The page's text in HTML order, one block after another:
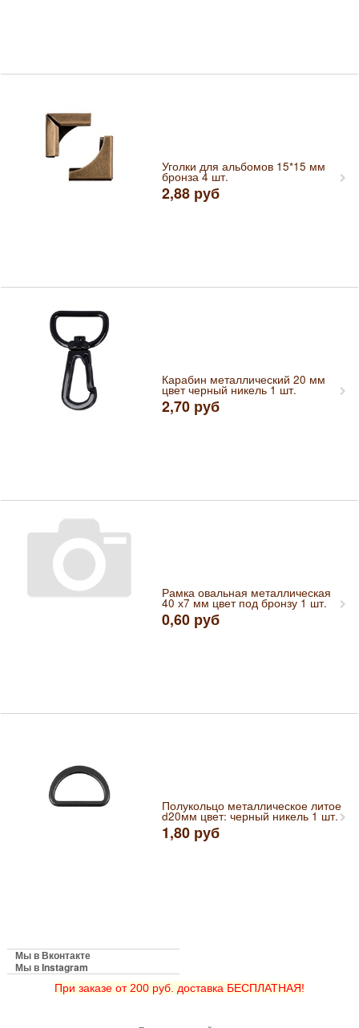
Уголки для альбомов 15*15 мм
бронза 4 шт.
2,88 руб
Карабин металлический 20 мм
цвет черный никель 1 шт.
2,70 руб
Рамка овальная металлическая
40 х7 мм цвет под бронзу 1 шт.
0,60 руб
Полукольцо металлическое литое
d20мм цвет: черный никель 1 шт.
1,80 руб
Мы в Вконтакте
Мы в Instagram
При заказе от 200 руб. доставка БЕСПЛАТНАЯ!